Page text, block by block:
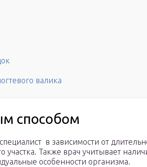
валика
способом
в зависимости от
Также врач учитывает
особенности организма.